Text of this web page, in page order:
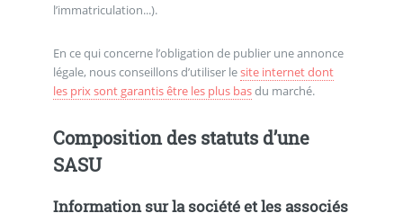
l’immatriculation...).
En ce qui concerne l’obligation de publier une annonce
légale, nous conseillons d’utiliser lesite internet dont
les prix sont garantis être les plus basdu marché.
Composition des statuts d’une
SASU
Information sur la société et les associés